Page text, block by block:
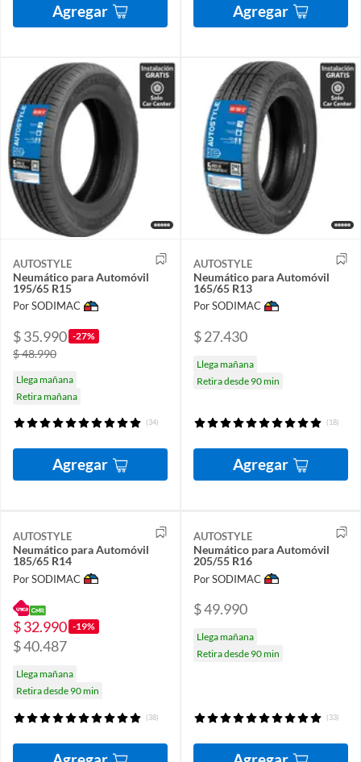
Agregar Agregar
AUTOSTYLE
Neumático para Automóvil
195/65 R15
Por SODIMAC
$ 35.990 -27%
$ 48.990
Llega mañana
Retira mañana
(34)
Agregar
AUTOSTYLE
Neumático para Automóvil
165/65 R13
Por SODIMAC
$ 27.430
Llega mañana
Retira desde 90 min
(18)
Agregar
AUTOSTYLE
Neumático para Automóvil
185/65 R14
Por SODIMAC
$ 32.990 -19%
$ 40.487
Llega mañana
Retira desde 90 min
(38)
AUTOSTYLE
Neumático para Automóvil
205/55 R16
Por SODIMAC
$ 49.990
Llega mañana
Retira desde 90 min
(33)